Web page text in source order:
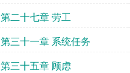
第二十七章 劳工
第三十一章 系统任务
第三十五章 顾虑